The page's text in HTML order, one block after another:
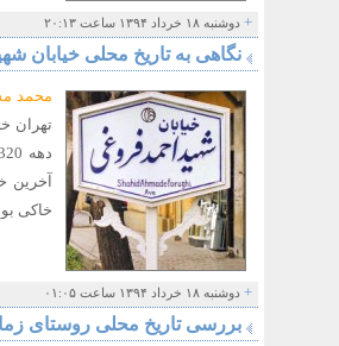
+ دوشنبه ۱۸ خرداد ۱۳۹۴ ساعت ۲۰:۱۳
نگاهی به تاریخ محلی خیابان
محمد
آخرین
خاکی
+ دوشنبه ۱۸ خرداد ۱۳۹۴ ساعت ۰۱:۰۵
بررسی تاریخ محلی روستای